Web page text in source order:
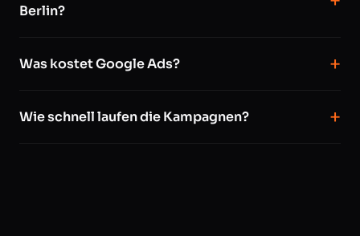
Berlin?
Was kostet Google Ads?
Wie schnell laufen die Kampagnen?